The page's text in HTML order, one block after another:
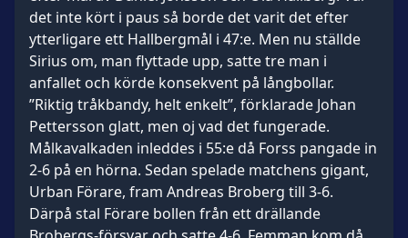
det inte kört i paus så borde det varit det efter
ytterligare ett Hallbergmål i 47:e. Men nu ställde
Sirius om, man flyttade upp, satte tre man i
anfallet och körde konsekvent på långbollar.
”Riktig tråkbandy, helt enkelt”, förklarade Johan
Pettersson glatt, men oj vad det fungerade.
Målkavalkaden inleddes i 55:e då Forss pangade in
2-6 på en hörna. Sedan spelade matchens gigant,
Urban Förare, fram Andreas Broberg till 3-6.
Därpå stal Förare bollen från ett drällande